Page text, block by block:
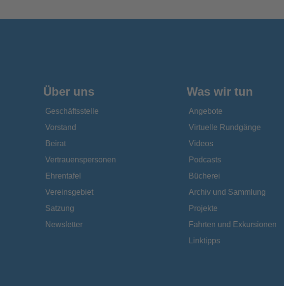
Über uns
Geschäftsstelle
Vorstand
Beirat
Vertrauenspersonen
Ehrentafel
Vereinsgebiet
Satzung
Newsletter
Was wir tun
Angebote
Virtuelle Rundgänge
Videos
Podcasts
Bücherei
Archiv und Sammlung
Projekte
Fahrten und Exkursionen
Linktipps